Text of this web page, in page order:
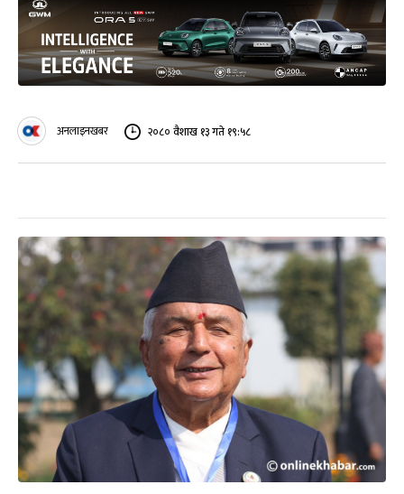
अनलाइनखबर २०८० वैशाख १३ गते १९:५८